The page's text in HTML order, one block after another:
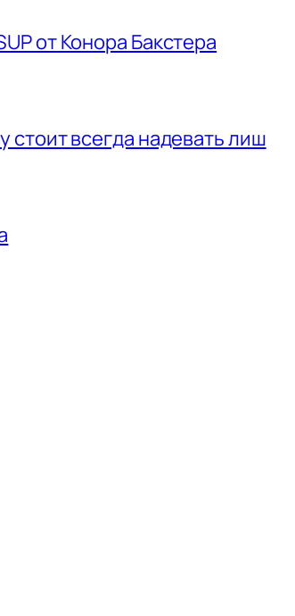
от Конора Бакстера
всегда надевать лиш